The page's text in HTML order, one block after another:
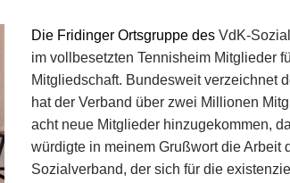
Die Fridinger Ortsgruppe des VdK-
im vollbesetzten Tennisheim Mitglieder
Mitgliedschaft. Bundesweit verzeichnet
hat der Verband über zwei Millionen
acht neue Mitglieder hinzugekommen,
würdigte in meinem Grußwort die Arbeit
Sozialverband, der sich für die